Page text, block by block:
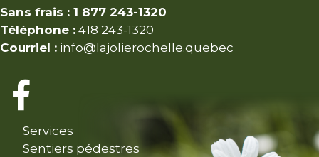
Sans frais : 1 877 243-1320
Téléphone : 418 243-1320
Courriel : info@lajolierochelle.quebec
Services
Sentiers pédestres